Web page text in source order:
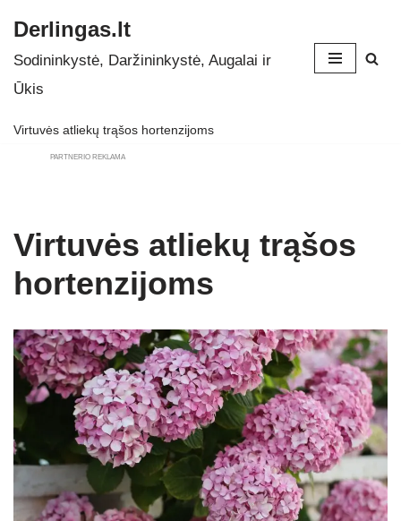
Skip
to
Derlingas.lt
Sodininkystė, Daržininkystė, Augalai ir
Ūkis
Virtuvės atliekų trąšos hortenzijoms
PARTNERIO REKLAMA
Virtuvės atliekų trąšos
hortenzijoms